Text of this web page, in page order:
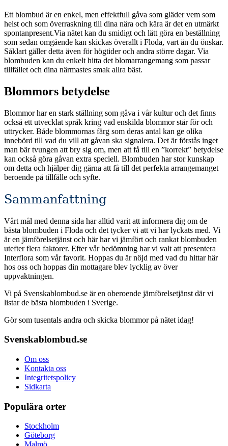
Ett blombud är en enkel, men effektfull gåva som gläder vem som
helst och som överraskning till dina nära och kära är det en utmärkt
spontanpresent.Via nätet kan du smidigt och lätt göra en beställning
som sedan omgående kan skickas överallt i Floda, vart än du önskar.
Såklart gäller detta även för högtider och andra större dagar. Via
blombuden kan du enkelt hitta det blomarrangemang som passar
tillfället och dina närmastes smak allra bäst.
Blommors betydelse
Blommor har en stark ställning som gåva i vår kultur och det finns
också ett utvecklat språk kring vad enskilda blommor står för och
uttrycker. Både blommornas färg som deras antal kan ge olika
innebörd till vad du vill att gåvan ska signalera. Det är förstås inget
man bär tvungen att bry sig om, men att få till en ”korrekt” betydelse
kan också göra gåvan extra speciell. Blombuden har stor kunskap
om detta och hjälper dig gärna att få till det perfekta arrangemanget
beroende på tillfälle och syfte.
Sammanfattning
Vårt mål med denna sida har alltid varit att informera dig om de
bästa blombuden i Floda och det tycker vi att vi har lyckats med. Vi
är en jämförelsetjänst och här har vi jämfört och rankat blombuden
utefter flera faktorer. Efter vår bedömning har vi valt att presentera
Interflora som vår favorit. Hoppas du är nöjd med vad du hittar här
hos oss och hoppas din mottagare blev lycklig av över
uppvaktningen.
Vi på Svenskablombud.se är en oberoende jämförelsetjänst där vi
listar de bästa blombuden i Sverige.
Gör som tusentals andra och skicka blommor på nätet idag!
Svenskablombud.se
Om oss
Kontakta oss
Integritetspolicy
Sidkarta
Populära orter
Stockholm
Göteborg